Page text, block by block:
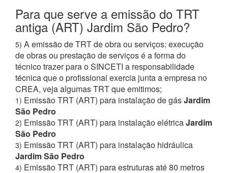
Para que serve a emissão do TRT
antiga (ART) Jardim São Pedro?
5) A emissão de TRT de obra ou serviços: execução
de obras ou prestação de serviços é a forma do
técnico trazer para o SINCETI a responsabilidade
técnica que o profissional exercia junta a empresa no
CREA, veja algumas TRT que emitimos;
1) Emissão TRT (ART) para instalação de gásJardim
São Pedro
2) Emissão TRT (ART) para instalação elétricaJardim
São Pedro
3) Emissão TRT (ART) para instalação hidráulica
Jardim São Pedro
4) Emissão TRT (ART) para estruturas até 80 metros